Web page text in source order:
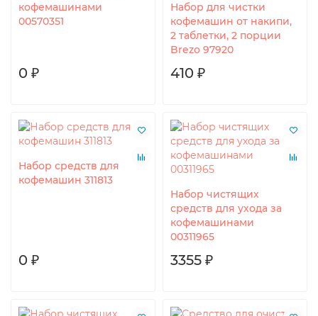
кофемашинами
00570351
0 ₽
Набор для чистки
кофемашин от накипи,
2 таблетки, 2 порции
Brezo 97920
410 ₽
Набор средств для
кофемашин 311813
0 ₽
Набор чистящих
средств для ухода за
кофемашинами
00311965
3355 ₽